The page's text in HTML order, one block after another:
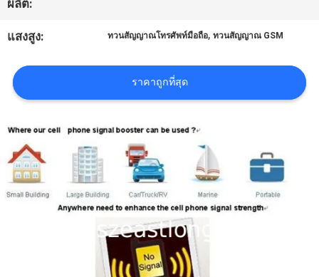
ติดต่อ
เรา
ข่าว
กรณี
ขอ
ผลิต:
แสงสูง: ทวนสัญญาณโทรศัพท์มือถือ,ทวนสัญญาณ GSM
ราคาถูกที่สุด